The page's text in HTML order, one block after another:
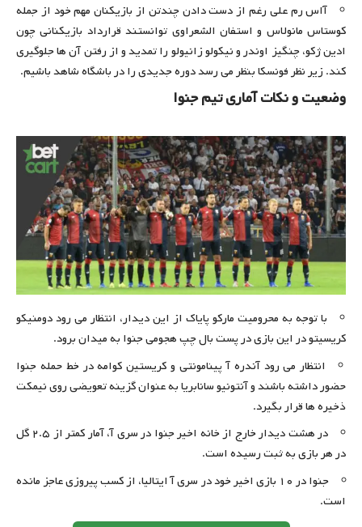
آاس رم علی رغم از دست دادن چندتن از بازیکنان مهم خود از جمله
کوستاس مانولاس و استفان الشعراوی توانستند قرارداد بازیکنانی چون
ادین ژکو، چنگیز اوندر و نیکولو زانیولو را تمدید و از رفتن آن ها جلوگیری
کند. زیر نظر فونسکا بنظر می رسد دوره جدیدی را در باشگاه شاهد باشیم.
وضعیت و نکات آماری تیم جنوا
با توجه به محرومیت مارکو پایاک از این دیدار، انتظار می رود دومنیکو
کریسیتو در این بازی در پست بال چپ هجومی جنوا به میدان برود.
انتظار می رود آندره آ پینامونتی و کریستین کوامه در خط حمله جنوا
حضور داشته باشند و آنتونیو سانابریا به عنوان گزینه تعویضی روی نیمکت
ذخیره ها قرار بگیرد.
در هشت دیدار خارج از خانه اخیر جنوا در سری آ، آمار کمتر از ۲.۵ گل
در هر بازی به ثبت رسیده است.
جنوا در ۱۰ بازی اخیر خود در سری آ ایتالیا، از کسب پیروزی عاجز مانده
است.